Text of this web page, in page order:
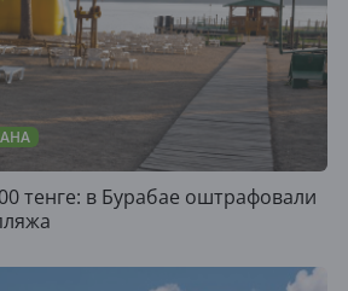
тенге: в Бурабае оштрафовали